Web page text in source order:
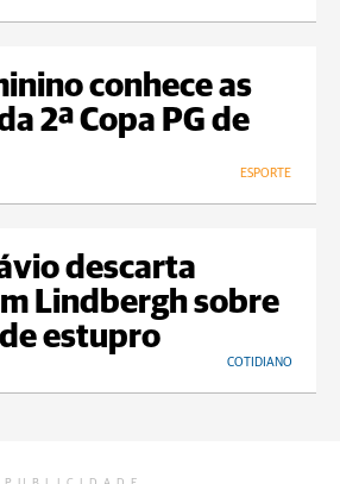
conhece as
2ª Copa PG de
ESPORTE
descarta
Lindbergh sobre
estupro
COTIDIANO